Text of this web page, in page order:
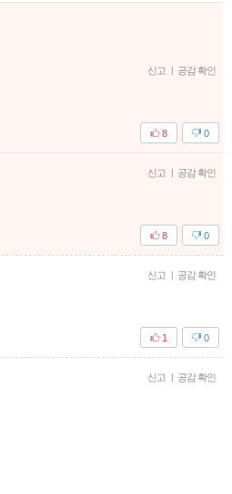
신고 공감 확인
0
8
신고 공감 확인
0
8
신고 공감 확인
0
1
신고 공감 확인